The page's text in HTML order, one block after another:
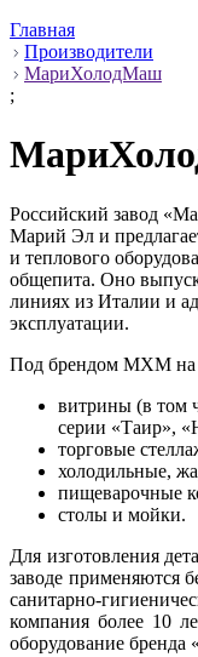
Главная
Производители
МариХолодМаш
;
Российский завод
Марий Эл и
и теплового
общепита. Оно
линиях из Италии и
эксплуатации.
Под брендом МХМ на
витрины (в том
серии «Таир»,
торговые
холодильные,
пищеварочные
столы и мойки.
Для изготовления
заводе применяются
санитарно-
компания более 10
оборудование